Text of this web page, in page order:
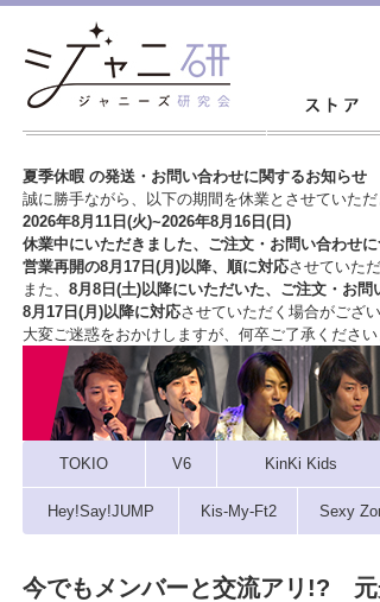
夏季休暇 の発送・お問い合わせに関するお知らせ
誠に勝手ながら、以下の期間を休業とさせていただ
2026年8月11日(火)~2026年8月16日(日)
休業中にいただきました、ご注文・お問い合わせに
営業再開の8月17日(月)以降、順に対応させていた
また、 8月8日(土)以降にいただいた、ご注文・ お問
8月17日(月)以降に対応させていただく場合がござい
大変ご迷惑をおかけしますが、 何卒ご了承ください
TOKIO V6 KinKi Kids
Hey!Say!JUMP Kis-My-Ft2 Sexy
今でもメンバーと交流アリ!? 元